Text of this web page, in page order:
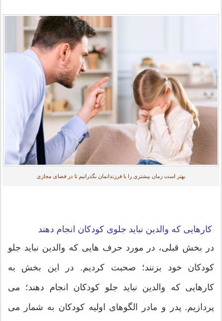
بهتر است زمان بیشتری را با فرزندانمان بگذرانیم تا در فضای مجازی
کارهایی که والدین نباید جلوی کودکان انجام دهند
در بخش قبلی، در مورد حرف هایی که والدین نباید جلو
کودکان خود بزنند؛ صحبت کردیم. در این بخش به
کارهایی که والدین نباید جلو کودکان انجام دهند؛ می
پردازیم. پدر و مادر الگوهای اولیه کودکان به شمار می